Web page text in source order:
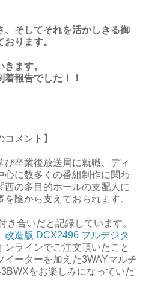
、そしてそれを活かしきる御
ります。
ます。
報告でした！！
メント】
卒業後放送局に就職、ディ
心に数多くの番組制作に関わ
西の多目的ホールの支配人に
陰から支えておられます。
き合いだと記録しています。
改造版 DCX2496 フルデジタ
ンラインでご注文頂いたこと
ーターを加えた3WAYマルチ
をお楽しみになっていた